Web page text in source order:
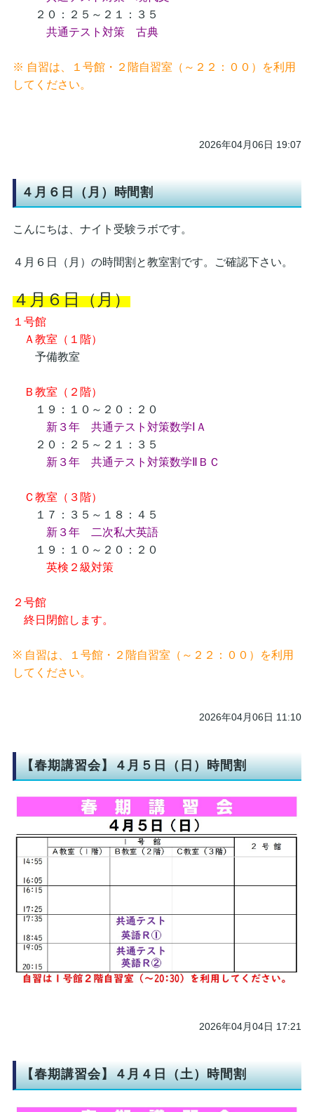
２０：２５～２１：３５
共通テスト対策 古典
※ 自習は、１号館・２階自習室（～２２：００）を利用
してください。
2026年04月06日 19:07
４月６日（月）時間割
こんにちは、ナイト受験ラボです。
４月６日（月）の時間割と教室割です。ご確認下さい。
４月６日（月）
１号館
Ａ教室（１階）
予備教室
Ｂ教室（２階）
１９：１０～２０：２０
新３年 共通テスト対策数学ⅠＡ
２０：２５～２１：３５
新３年 共通テスト対策数学ⅡＢＣ
Ｃ教室（３階）
１７：３５～１８：４５
新３年 二次私大英語
１９：１０～２０：２０
英検２級対策
２号館
終日閉館します。
※ 自習は、１号館・２階自習室（～２２：００）を利用
してください。
2026年04月06日 11:10
【春期講習会】４月５日（日）時間割
2026年04月04日 17:21
【春期講習会】４月４日（土）時間割